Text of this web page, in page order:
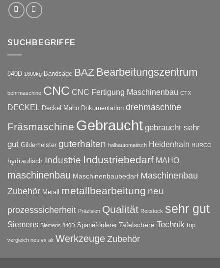
SUCHBEGRIFFE
840D 1600kg Bandsäge BAZ Bearbeitungszentrum
bohrmaschine CNC CNC Fertigung Maschinenbau CTX
DECKEL Deckel Maho Dokumentation drehmaschine
Fräsmaschine Gebraucht gebraucht sehr
gut Gildemeister guterhalten halbautomatisch Heidenhain HURCO
hydraulisch Industrie Industriebedarf MAHO
maschinenbau Maschinenbaubedarf Maschinenbau
Zubehör Metall metallbearbeitung neu
prozesssicherheit Präzision Qualität Reitstock sehr gut
Siemens Siemens 840D Späneförderer Tafelschere Technik top
vergleich neu vs alt Werkzeuge Zubehör